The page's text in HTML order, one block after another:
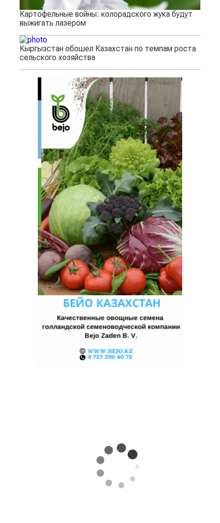
Картофельные войны: колорадского жука будут
выжигать лазером
Кыргызстан обошел Казахстан по темпам роста
сельского хозяйства